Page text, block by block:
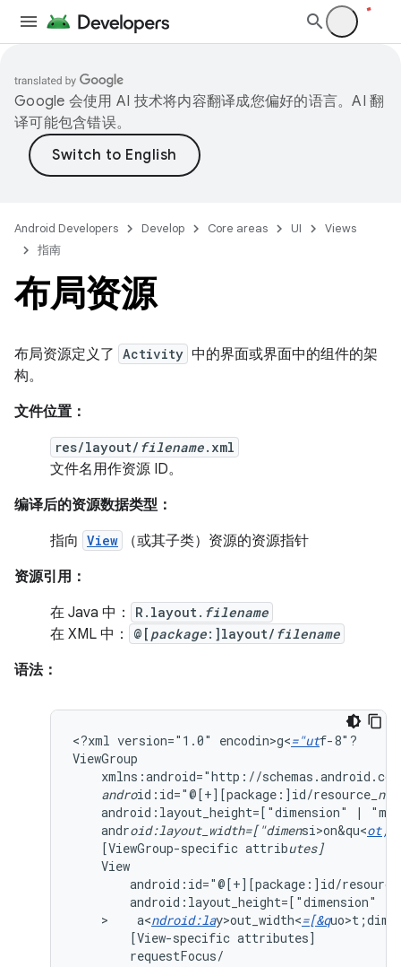
Google 会使用 AI 技术将内容翻译成您偏好的语言。AI 翻
译可能包含错误。
Android Developers Develop Core areas UI
Views
指南
布局资源
布局资源定义了 Activity 中的界面或界面中的组件的架
构。
文件位置：
res/layout/ filename.xml
文件名用作资源 ID。
编译后的资源数据类型：
指向 View
（或其子类）资源的资源指针
资源引用：
在 Java 中：
R.layout. filename
在 XML 中： @[ package:]layout/ filename
语法：
<?xml version="1.0" encodin>g<="utf-8"?
xmlns:android="http://
android:id="@[+][package:]id/resource
android:layout_height=["dimension"
|
android:layout_width=["dimensi>on&qu<ot;
[ViewGroup-specific attributes]
android:id="@[+][package:]id/
android:layout_height=["dimension"
>    a<ndroid:lay>out_width<=[&q
[View-specific attributes]